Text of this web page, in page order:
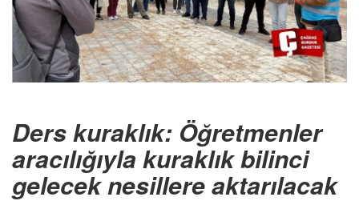
Ders kuraklık: Öğretmenler
aracılığıyla kuraklık bilinci
gelecek nesillere aktarılacak